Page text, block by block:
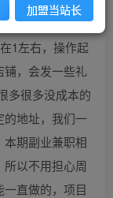
一个包裹会给我
1左右，操作起
铺，会发一些礼
多很多没成本的
的地址，我们一
本期副业兼职相
以不用担心周
直做的，项目
加盟当站长